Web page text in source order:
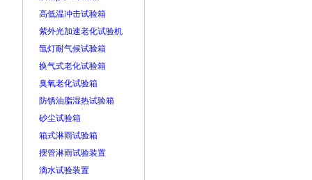
高低温冲击试验箱
紫外光加速老化试验机
氙灯耐气候试验箱
换气式老化试验箱
臭氧老化试验箱
防锈油脂湿热试验箱
砂尘试验箱
箱式淋雨试验箱
摆管淋雨试验装置
滴水试验装置